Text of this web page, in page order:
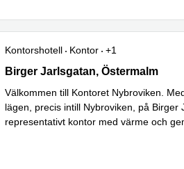
Kontorshotell Kontor
+1
Birger Jarlsgatan 2, Östermalm
Birger Jarlsgatan, Östermalm
Välkommen till Kontoret Nybroviken.
lägen, precis intill Nybroviken, på
representativt kontor med värme och